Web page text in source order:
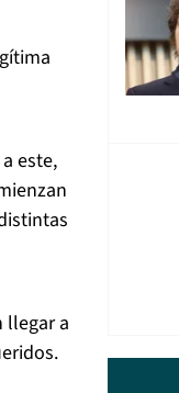
este,
llegar a